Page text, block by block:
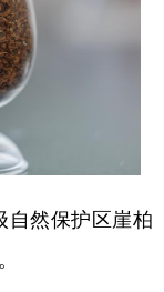
然保护区崖柏